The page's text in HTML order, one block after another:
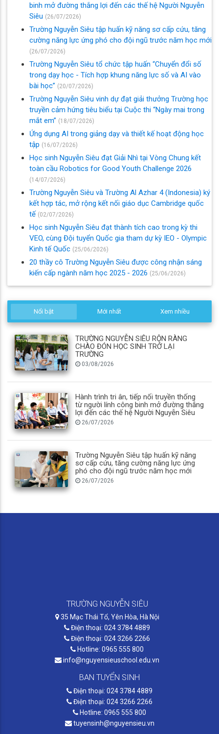
binh mở đường thắng lợi đến các thế hệ Người Nguyễn
Siêu (26/07/2026)
Trường Nguyễn Siêu tập huấn kỹ năng sơ cấp cứu, tăng
cường năng lực ứng phó cho đội ngũ trước năm học mới
(26/07/2026)
Trường Nguyễn Siêu tổ chức tập huấn “Chuyển đổi số
trong dạy học - Tích hợp khung năng lực số và AI vào
bài học” (20/07/2026)
Trường Nguyễn Siêu vinh dự đạt giải thưởng Trường học
truyền cảm hứng tiêu biểu tại Cuộc thi “Ngày mai trong
mắt em” (18/07/2026)
Ứng dụng AI trong giảng dạy và thiết kế hoạt động học
tập (16/07/2026)
Học sinh Nguyễn Siêu đạt Giải Nhì tại Vòng Chung kết
toàn cầu Robotics for Good Youth Challenge 2026
(14/07/2026)
Trường Nguyễn Siêu và Trường Al Azhar 4 (Indonesia) ký
kết hợp tác, mở rộng kết nối giáo dục Cambridge quốc
tế (02/07/2026)
Học sinh Nguyễn Siêu đạt thành tích cao trong kỳ thi
VEO, cùng Đội tuyển Quốc gia tham dự kỳ IEO - Olympic
Kinh tế Quốc (25/06/2026)
20 thầy cô Trường Nguyễn Siêu được công nhận sáng
kiến cấp ngành năm học 2025 - 2026 (25/06/2026)
Nổi bật Mới nhất Xem nhiều
TRƯỜNG NGUYỄN SIÊU RỘN RÀNG
CHÀO ĐÓN HỌC SINH TRỞ LẠI
TRƯỜNG
03/08/2026
Hành trình tri ân, tiếp nối truyền thống
từ người lính công binh mở đường thắng
lợi đến các thế hệ Người Nguyễn Siêu
26/07/2026
Trường Nguyễn Siêu tập huấn kỹ năng
sơ cấp cứu, tăng cường năng lực ứng
phó cho đội ngũ trước năm học mới
26/07/2026
TRƯỜNG NGUYỄN SIÊU
35 Mạc Thái Tổ, Yên Hòa, Hà Nội
Điện thoại: 024 3784 4889
Điện thoại: 024 3266 2266
Hotline: 0965 555 800
info@nguyensieuschool.edu.vn
BAN TUYỂN SINH
Điện thoại: 024 3784 4889
Điện thoại: 024 3266 2266
Hotline: 0965 555 800
tuyensinh@nguyensieu.vn